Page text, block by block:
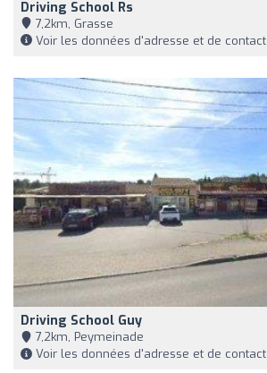
Driving School Rs
7,2km, Grasse
Voir les données d'adresse et de contact
Driving School Guy
7,2km, Peymeinade
Voir les données d'adresse et de contact